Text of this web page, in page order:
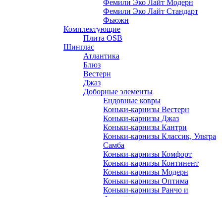
Фемили Эко Лайт Модерн
Фемили Эко Лайт Стандарт
Фьюжн
Комплектующие
Плита OSB
Шинглас
Атлантика
Блюз
Вестерн
Джаз
Доборные элементы
Ендовные ковры
Коньки-карнизы Вестерн
Коньки-карнизы Джаз
Коньки-карнизы Кантри
Коньки-карнизы Классик, Ультра
Самба
Коньки-карнизы Комфорт
Коньки-карнизы Континент
Коньки-карнизы Модерн
Коньки-карнизы Оптима
Коньки-карнизы Ранчо и